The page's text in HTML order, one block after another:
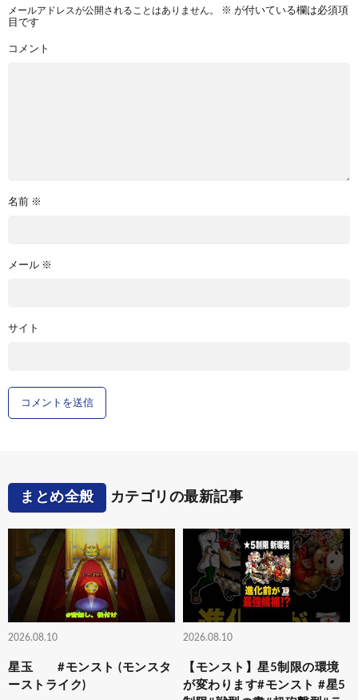
メールアドレスが公開されることはありません。 ※ が付いている欄は必須項
目です
コメント
名前 ※
メール ※
サイト
まとめ全般 カテゴリの最新記事
2026.08.10
星玉 #モンスト (モンスタ
ーストライク)
2026.08.10
【モンスト】星5制限の環境
が変わります#モンスト #星5